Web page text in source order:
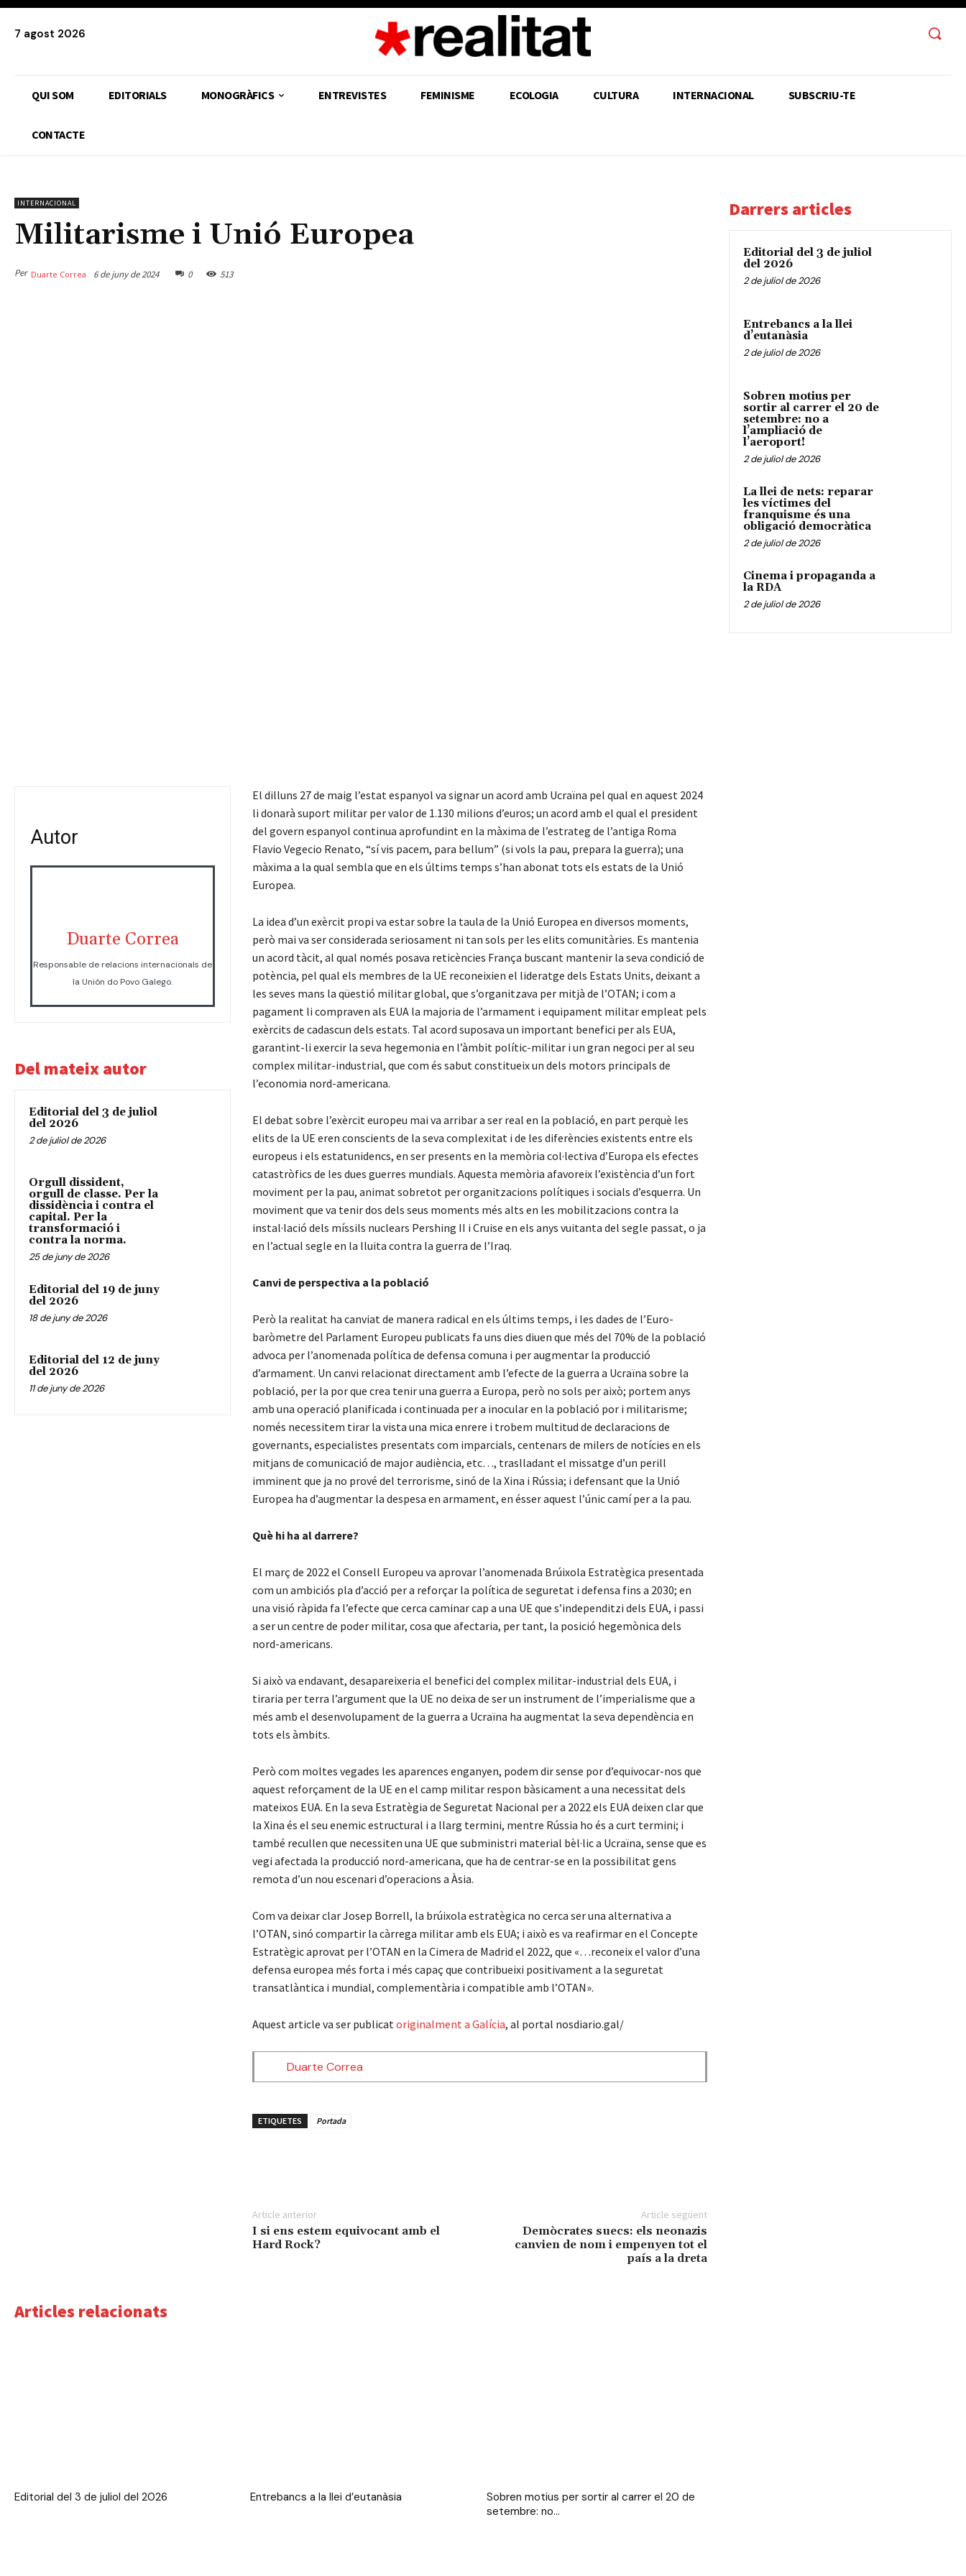
7 agost 2026
QUI SOM EDITORIALS MONOGRÀFICS ENTREVISTES FEMINISME ECOLOGIA CULTURA INTERNACIONAL SUBSCRIU-TE
CONTACTE
INTERNACIONAL
Militarisme i Unió Europea
Per Duarte Correa 6 de juny de 2024 0 513
Autor
Duarte Correa
Responsable de relacions internacionals de
la Unión do Povo Galego.
Del mateix autor
Editorial del 3 de juliol
del 2026
2 de juliol de 2026
Orgull dissident,
orgull de classe. Per la
dissidència i contra el
capital. Per la
transformació i
contra la norma.
25 de juny de 2026
Editorial del 19 de juny
del 2026
18 de juny de 2026
Editorial del 12 de juny
del 2026
11 de juny de 2026
El dilluns 27 de maig l’estat espanyol va signar un acord amb Ucraïna pel qual en aquest 2024
li donarà suport militar per valor de 1.130 milions d’euros; un acord amb el qual el president
del govern espanyol continua aprofundint en la màxima de l’estrateg de l’antiga Roma
Flavio Vegecio Renato, “sí vis pacem, para bellum” (si vols la pau, prepara la guerra); una
màxima a la qual sembla que en els últims temps s’han abonat tots els estats de la Unió
Europea.
La idea d’un exèrcit propi va estar sobre la taula de la Unió Europea en diversos moments,
però mai va ser considerada seriosament ni tan sols per les elits comunitàries. Es mantenia
un acord tàcit, al qual només posava reticències França buscant mantenir la seva condició de
potència, pel qual els membres de la UE reconeixien el lideratge dels Estats Units, deixant a
les seves mans la qüestió militar global, que s’organitzava per mitjà de l’OTAN; i com a
pagament li compraven als EUA la majoria de l’armament i equipament militar empleat pels
exèrcits de cadascun dels estats. Tal acord suposava un important benefici per als EUA,
garantint-li exercir la seva hegemonia en l’àmbit polític-militar i un gran negoci per al seu
complex militar-industrial, que com és sabut constitueix un dels motors principals de
l’economia nord-americana.
El debat sobre l’exèrcit europeu mai va arribar a ser real en la població, en part perquè les
elits de la UE eren conscients de la seva complexitat i de les diferències existents entre els
europeus i els estatunidencs, en ser presents en la memòria col·lectiva d’Europa els efectes
catastròfics de les dues guerres mundials. Aquesta memòria afavoreix l’existència d’un fort
moviment per la pau, animat sobretot per organitzacions polítiques i socials d’esquerra. Un
moviment que va tenir dos dels seus moments més alts en les mobilitzacions contra la
instal·lació dels míssils nuclears Pershing II i Cruise en els anys vuitanta del segle passat, o ja
en l’actual segle en la lluita contra la guerra de l’Iraq.
Canvi de perspectiva a la població
Però la realitat ha canviat de manera radical en els últims temps, i les dades de l’Euro-
baròmetre del Parlament Europeu publicats fa uns dies diuen que més del 70% de la població
advoca per l’anomenada política de defensa comuna i per augmentar la producció
d’armament. Un canvi relacionat directament amb l’efecte de la guerra a Ucraïna sobre la
població, per la por que crea tenir una guerra a Europa, però no sols per això; portem anys
amb una operació planificada i continuada per a inocular en la població por i militarisme;
només necessitem tirar la vista una mica enrere i trobem multitud de declaracions de
governants, especialistes presentats com imparcials, centenars de milers de notícies en els
mitjans de comunicació de major audiència, etc…, traslladant el missatge d’un perill
imminent que ja no prové del terrorisme, sinó de la Xina i Rússia; i defensant que la Unió
Europea ha d’augmentar la despesa en armament, en ésser aquest l’únic camí per a la pau.
Què hi ha al darrere?
El març de 2022 el Consell Europeu va aprovar l’anomenada Brúixola Estratègica presentada
com un ambiciós pla d’acció per a reforçar la política de seguretat i defensa fins a 2030; en
una visió ràpida fa l’efecte que cerca caminar cap a una UE que s’independitzi dels EUA, i passi
a ser un centre de poder militar, cosa que afectaria, per tant, la posició hegemònica dels
nord-americans.
Si això va endavant, desapareixeria el benefici del complex militar-industrial dels EUA, i
tiraria per terra l’argument que la UE no deixa de ser un instrument de l’imperialisme que a
més amb el desenvolupament de la guerra a Ucraïna ha augmentat la seva dependència en
tots els àmbits.
Però com moltes vegades les aparences enganyen, podem dir sense por d’equivocar-nos que
aquest reforçament de la UE en el camp militar respon bàsicament a una necessitat dels
mateixos EUA. En la seva Estratègia de Seguretat Nacional per a 2022 els EUA deixen clar que
la Xina és el seu enemic estructural i a llarg termini, mentre Rússia ho és a curt termini; i
també recullen que necessiten una UE que subministri material bèl·lic a Ucraïna, sense que es
vegi afectada la producció nord-americana, que ha de centrar-se en la possibilitat gens
remota d’un nou escenari d’operacions a Àsia.
Com va deixar clar Josep Borrell, la brúixola estratègica no cerca ser una alternativa a
l’OTAN, sinó compartir la càrrega militar amb els EUA; i això es va reafirmar en el Concepte
Estratègic aprovat per l’OTAN en la Cimera de Madrid el 2022, que «…reconeix el valor d’una
defensa europea més forta i més capaç que contribueixi positivament a la seguretat
transatlàntica i mundial, complementària i compatible amb l’OTAN».
Aquest article va ser publicatoriginalment a Galícia, al portal nosdiario.gal/
Duarte Correa
ETIQUETES Portada
Article anterior
I si ens estem equivocant amb el
Hard Rock?
Article següent
Demòcrates suecs: els neonazis
canvien de nom i empenyen tot el
país a la dreta
Articles relacionats
Editorial del 3 de juliol del 2026 Entrebancs a la llei d’eutanàsia
Sobren motius per sortir al carrer el 20 de
setembre: no...
Darrers articles
Editorial del 3 de juliol
del 2026
2 de juliol de 2026
Entrebancs a la llei
d’eutanàsia
2 de juliol de 2026
Sobren motius per
sortir al carrer el 20 de
setembre: no a
l’ampliació de
l’aeroport!
2 de juliol de 2026
La llei de nets: reparar
les víctimes del
franquisme és una
obligació democràtica
2 de juliol de 2026
Cinema i propaganda a
la RDA
2 de juliol de 2026